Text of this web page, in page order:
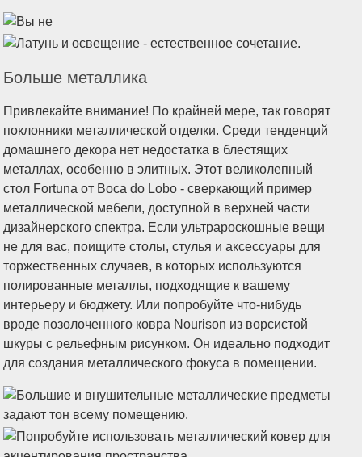
Больше металлика
Привлекайте внимание! По крайней мере, так говорят
поклонники металлической отделки. Среди тенденций
домашнего декора нет недостатка в блестящих
металлах, особенно в элитных. Этот великолепный
стол Fortuna от Boca do Lobo - сверкающий пример
металлической мебели, доступной в верхней части
дизайнерского спектра. Если ультрароскошные вещи
не для вас, поищите столы, стулья и аксессуары для
торжественных случаев, в которых используются
полированные металлы, подходящие к вашему
интерьеру и бюджету. Или попробуйте что-нибудь
вроде позолоченного ковра Nourison из ворсистой
шкуры с рельефным рисунком. Он идеально подходит
для создания металлического фокуса в помещении.